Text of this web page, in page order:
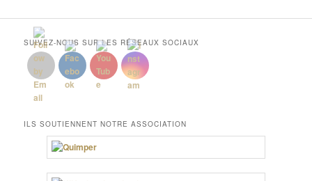
SUIVEZ-NOUS SUR LES RÉSEAUX SOCIAUX
ILS SOUTIENNENT NOTRE ASSOCIATION